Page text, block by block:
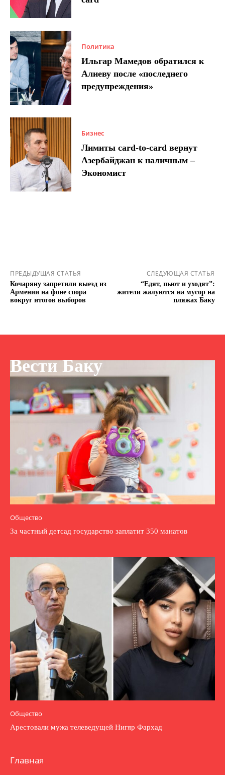
Политика
Ильгар Мамедов обратился к
Алиеву после «последнего
предупреждения»
Бизнес
Лимиты card-to-card вернут
Азербайджан к наличным –
Экономист
ПРЕДЫДУЩАЯ СТАТЬЯ
Кочаряну запретили выезд из
Армении на фоне спора
вокруг итогов выборов
СЛЕДУЮЩАЯ СТАТЬЯ
“Едят, пьют и уходят”:
жители жалуются на мусор на
пляжах Баку
Вести Баку
Общество
За частный детсад государство заплатит 350 манатов
Общество
Арестовали мужа телеведущей Нигяр Фархад
Главная